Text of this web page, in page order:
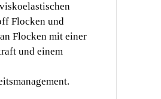
Flocken und
Flocken mit einer
und einem